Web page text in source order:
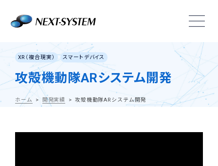
XR（複合現実） スマートデバイス
攻殻機動隊ARシステム開発
ホーム 開発実績 攻殻機動隊ARシステム開発